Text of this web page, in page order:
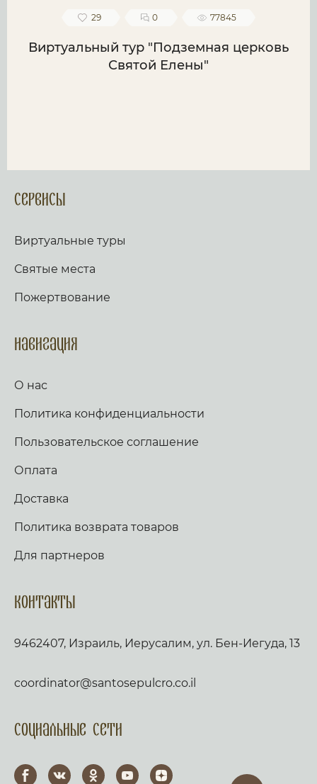
29 0 77845
Виртуальный тур "Подземная церковь
Святой Елены"
Сервисы
Виртуальные туры
Святые места
Пожертвование
Навигация
О нас
Политика конфиденциальности
Пользовательское соглашение
Оплата
Доставка
Политика возврата товаров
Для партнеров
Контакты
9462407, Израиль, Иерусалим, ул. Бен-Иегуда, 13
coordinator@santosepulcro.co.il
Социальные сети